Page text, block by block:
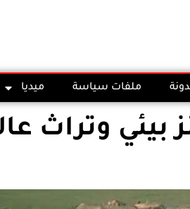
ملفات سياسة ميديا
بيئي وتراث